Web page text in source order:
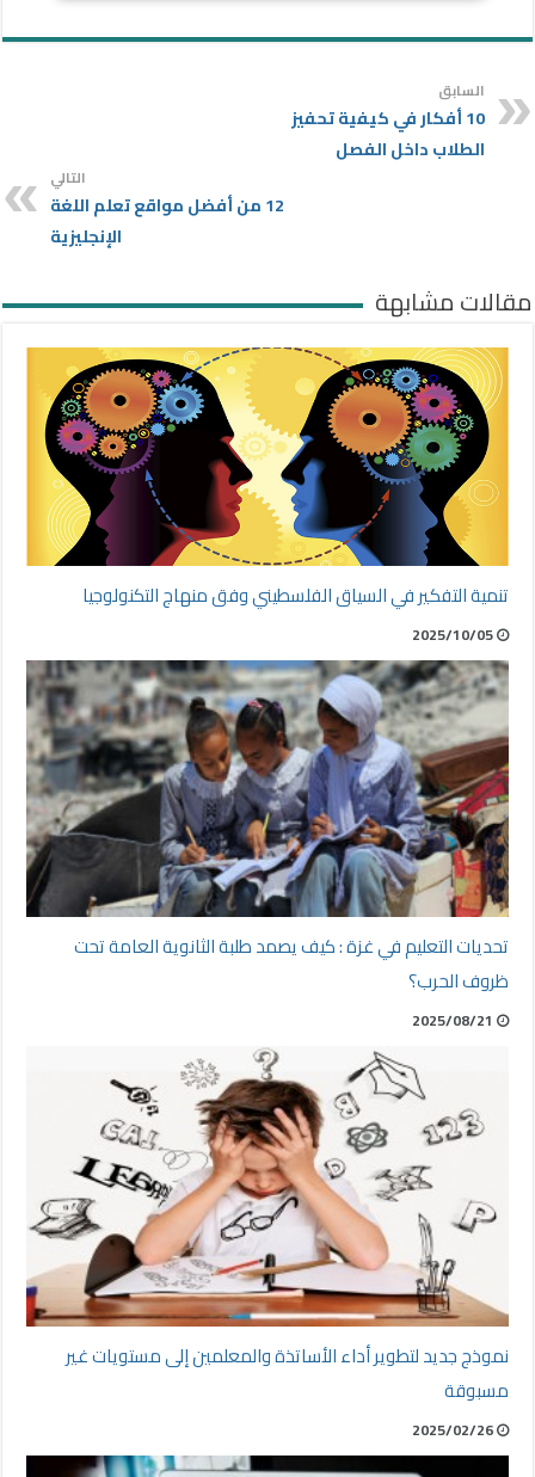
السابق
10 أفكار في كيفية تحفيز
الطلاب داخل الفصل
التالي
12 من أفضل مواقع تعلم اللغة
الإنجليزية
مقالات مشابهة
تنمية التفكير في السياق الفلسطيني وفق منهاج التكنولوجيا
2025/10/05
تحديات التعليم في غزة : كيف يصمد طلبة الثانوية العامة تحت
ظروف الحرب؟
2025/08/21
نموذج جديد لتطوير أداء الأساتذة والمعلمين إلى مستويات غير
مسبوقة
2025/02/26